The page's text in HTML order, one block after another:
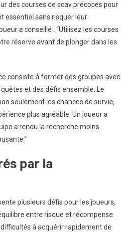
des courses de scav précoces pour
essentiel sans risquer leur
a conseillé : “Utilisez les courses
réserve avant de plonger dans les
consiste à former des groupes avec
et des défis ensemble. Le
seulement les chances de survie,
plus agréable. Un joueur a
a rendu la recherche moins
par la
plusieurs défis pour les joueurs,
entre risque et récompense.
à acquérir rapidement de